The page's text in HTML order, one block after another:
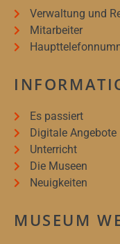
Verwaltung und
Mitarbeiter
Es passiert
Digitale Angebote
Unterricht
Die Museen
Neuigkeiten
MUSEUM